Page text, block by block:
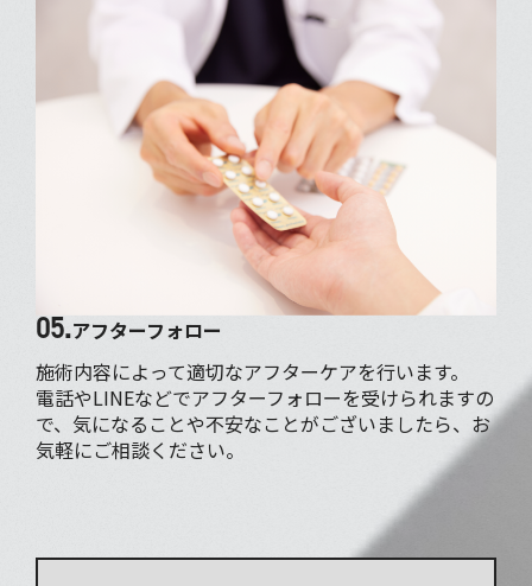
05.アフターフォロー
施術内容によって適切なアフターケアを行います。
電話やLINEなどでアフターフォローを受けられますの
で、気になることや不安なことがございましたら、お
気軽にご相談ください。